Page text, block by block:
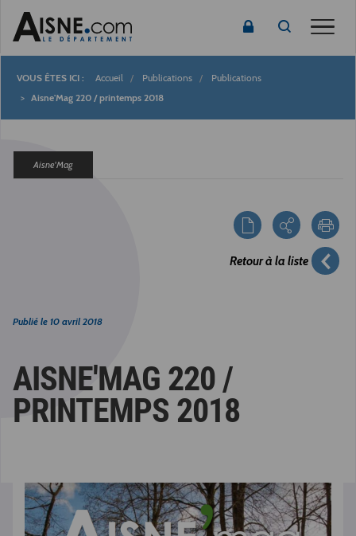
Fil
Accueil Publications
Publications
Aisne'Mag 220 / printemps 2018
Aisne'Mag
Retour à la liste
Publié le 10 avril 2018
AISNE'MAG 220 /
PRINTEMPS 2018